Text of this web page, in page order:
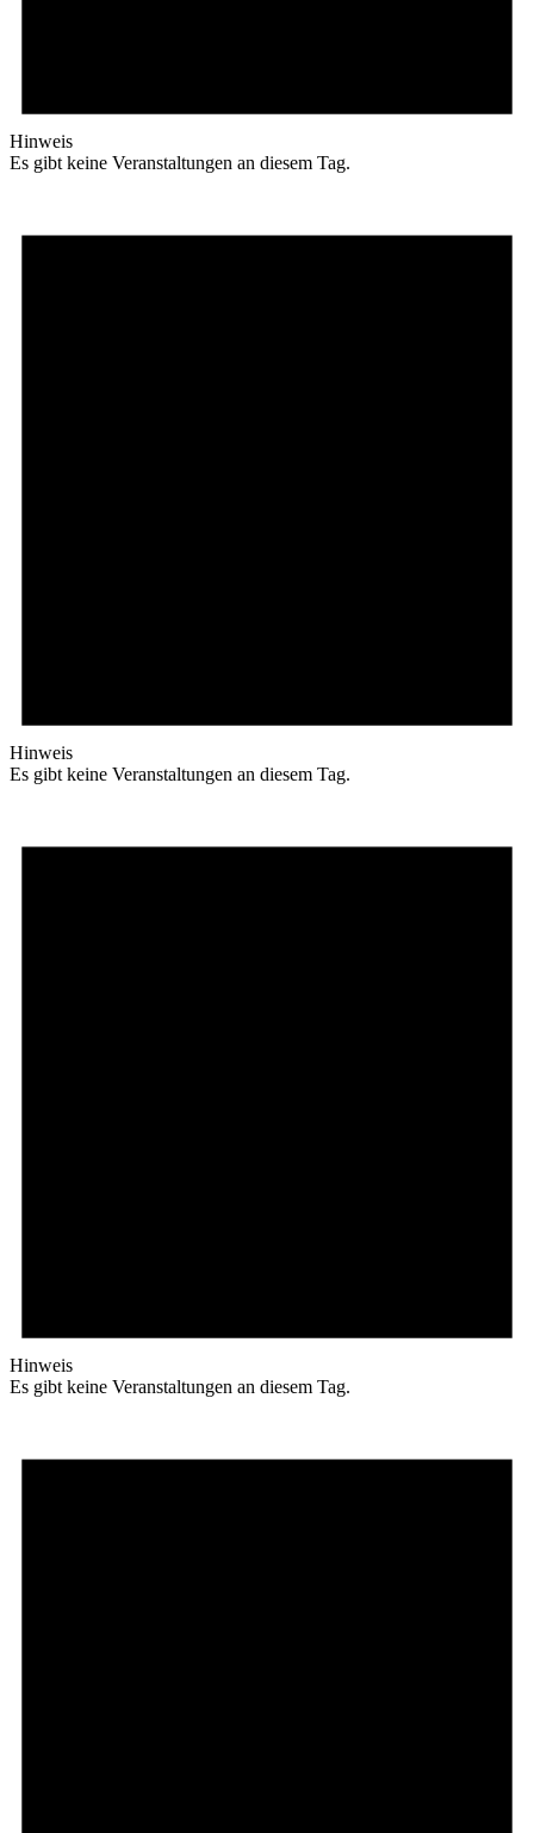
Hinweis
Es gibt keine Veranstaltungen an diesem Tag.
Hinweis
Es gibt keine Veranstaltungen an diesem Tag.
Hinweis
Es gibt keine Veranstaltungen an diesem Tag.